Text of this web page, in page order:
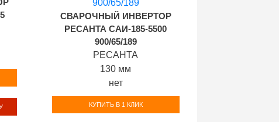
СВАРОЧНЫЙ ИНВЕРТОР
РЕСАНТА САИ-185-5500
900/65/189
РЕСАНТА
130 мм
нет
КУПИТЬ В 1 КЛИК